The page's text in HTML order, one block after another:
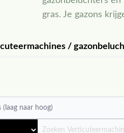
gras. Je gazons
/